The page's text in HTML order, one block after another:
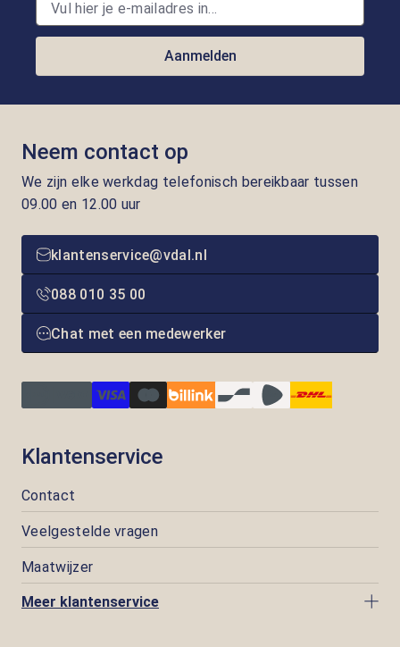
Aanmelden
Neem contact op
We zijn elke werkdag telefonisch bereikbaar tussen
09.00 en 12.00 uur
klantenservice@vdal.nl
088 010 35 00
Chat met een medewerker
Klantenservice
Contact
Veelgestelde vragen
Maatwijzer
Meer klantenservice